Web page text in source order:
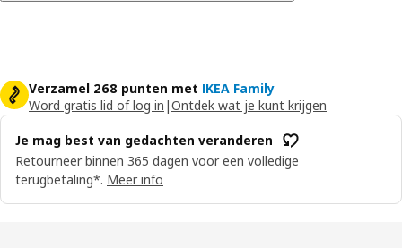
Verzamel 268 punten met IKEA Family
Word gratis lid of log in |Ontdek wat je kunt krijgen
Je mag best van gedachten veranderen
Retourneer binnen 365 dagen voor een volledige
terugbetaling*. Meer info